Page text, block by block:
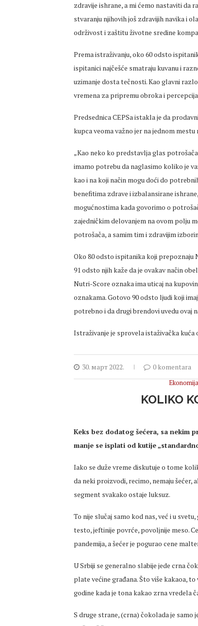
zdravije ishrane, a mi ćemo nastaviti da
stvaranju njihovih još zdravijih navika i
održivost i zaštitu životne sredine
Prema istraživanju, oko 60 odsto
ispitanici najčešće smatraju kuvanu i
uzimanje dosta tečnosti. Kao glavni
vremena za pripremu obroka i
Predsednica CEPSa istakla je da
kupca veoma važno jer na jednom
„Kao neko ko predstavlja glas
imamo potrebu da naglasimo koliko je
kao i na koji način mogu doći do
benefitima zdrave i izbalansirane
mogućnostima kada govorimo o
zajedničkim delovanjem na ovom polju
potrošača, a samim tim i zdravijim
Oko 80 odsto ispitanika koji prepoznaju
91 odsto njih kaže da je ovakav način
Nutri-Score oznaka ima uticaj na
oznakama. Gotovo 90 odsto ljudi koji
potrebno i da drugi brendovi uvedu ovaj
Istraživanje je sprovela istaživačka kuća
30. март 2022. 0 komentara
Ekonomija
KOLIKO
Keks bez dodatog šećera, sa nekim
manje se isplati od kutije
Iako se duže vreme diskutuje o tome
da neki proizvodi, recimo, nemaju
segment svakako ostaje luksuz.
To nije slučaj samo kod nas, već i u
testo, jeftinije povrće, povoljnije meso.
pandemija, a šećer je pogurao cene
U Srbiji se generalno slabije jede crna
plate većine građana. Što više kakaoa,
godine kada je tona kakao zrna vredela
S druge strane, (crna) čokolada je